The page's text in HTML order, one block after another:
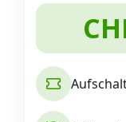
Aktionen
News